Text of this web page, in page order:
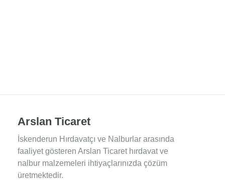
Arslan Ticaret
İskenderun Hırdavatçı ve Nalburlar arasında
faaliyet gösteren Arslan Ticaret hırdavat ve
nalbur malzemeleri ihtiyaçlarınızda çözüm
üretmektedir.